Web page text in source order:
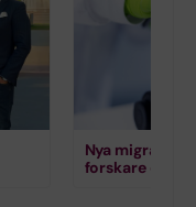
Nya
forskare och